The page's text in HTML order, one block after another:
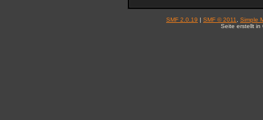
SMF 2.0.19 | SMF © 2011
Simple
Seite erstellt in